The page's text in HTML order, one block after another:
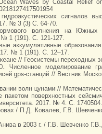
Waves by Coastal Relief
сигналов
№ 3 (3) С. 64-70.
волнения на Южных
1 (191). С. 121-127.
аккумулятивные
№ 1 (191). С. 12–17.
// Геосистемы переходных
моделирование
gps-станций // Вестник
волн цунами //
пакетом поверхностных
2017. № 4. С. 1740504.
/ П.Д. Ковалев, Г.В.
в 2003 г. / Г.В. Шевченко